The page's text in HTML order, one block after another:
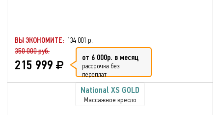
ВЫ ЭКОНОМИТЕ: 134 001 р.
350 000 руб.
215 999 от 6 000р. в месяц
рассрочка без
переплат
National XS GOLD
Массажное кресло